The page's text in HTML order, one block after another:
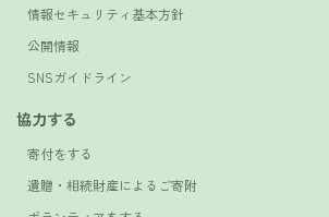
情報セキュリティ基本方針
公開情報
SNSガイドライン
協力する
寄付をする
遺贈・相続財産によるご寄附